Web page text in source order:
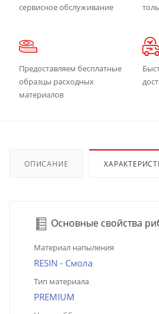
сервисное обслуживание
Предоставляем бесплатные
образцы расходных
материалов
ОПИСАНИЕ
Основные свойства
Материал напыления
RESIN - Смола
Тип материала
PREMIUM